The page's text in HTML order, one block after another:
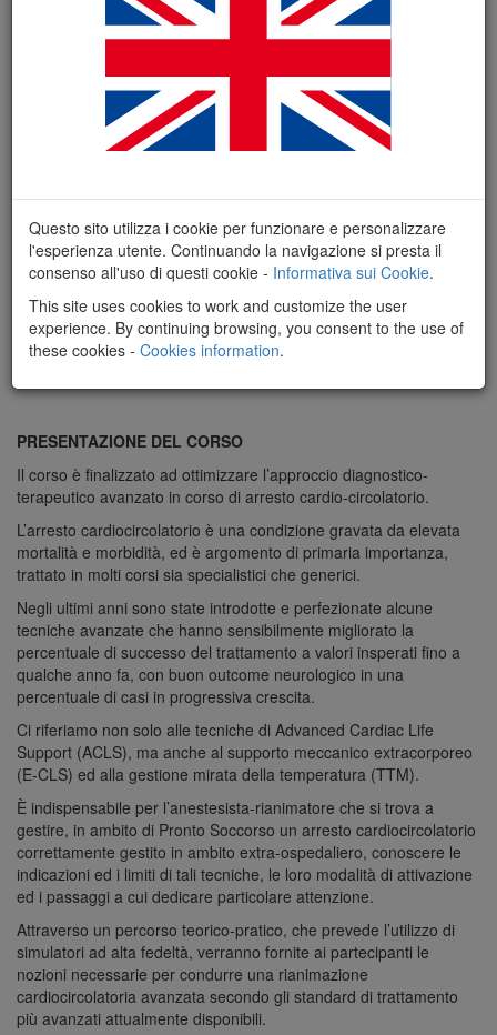
PRESENTAZIONE DEL CORSO
Il corso è finalizzato ad ottimizzare l’approccio diagnostico-
terapeutico avanzato in corso di arresto cardio-circolatorio.
L’arresto cardiocircolatorio è una condizione gravata da elevata
mortalità e morbidità, ed è argomento di primaria importanza,
trattato in molti corsi sia specialistici che generici.
Negli ultimi anni sono state introdotte e perfezionate alcune
tecniche avanzate che hanno sensibilmente migliorato la
percentuale di successo del trattamento a valori insperati fino a
qualche anno fa, con buon outcome neurologico in una
percentuale di casi in progressiva crescita.
Ci riferiamo non solo alle tecniche di Advanced Cardiac Life
Support (ACLS), ma anche al supporto meccanico extracorporeo
(E-CLS) ed alla gestione mirata della temperatura (TTM).
È indispensabile per l’anestesista-rianimatore che si trova a
gestire, in ambito di Pronto Soccorso un arresto cardiocircolatorio
correttamente gestito in ambito extra-ospedaliero, conoscere le
indicazioni ed i limiti di tali tecniche, le loro modalità di attivazione
ed i passaggi a cui dedicare particolare attenzione.
Attraverso un percorso teorico-pratico, che prevede l’utilizzo di
simulatori ad alta fedeltà, verranno fornite ai partecipanti le
nozioni necessarie per condurre una rianimazione
cardiocircolatoria avanzata secondo gli standard di trattamento
più avanzati attualmente disponibili.
Questo sito utilizza i cookie per funzionare e personalizzare
l'esperienza utente. Continuando la navigazione si presta il
consenso all'uso di questi cookie - Informativa sui Cookie.
This site uses cookies to work and customize the user
experience. By continuing browsing, you consent to the use of
these cookies - Cookies information.